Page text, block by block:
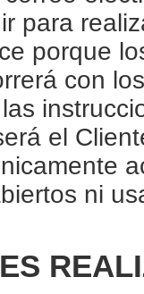
para
porque
con
el
ni